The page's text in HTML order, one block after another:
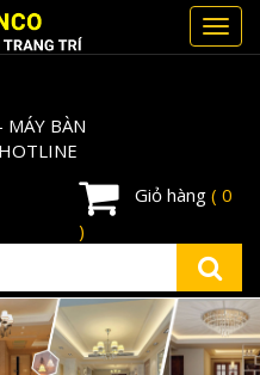
MÁY BÀN
Giỏ hàng ( 0
)